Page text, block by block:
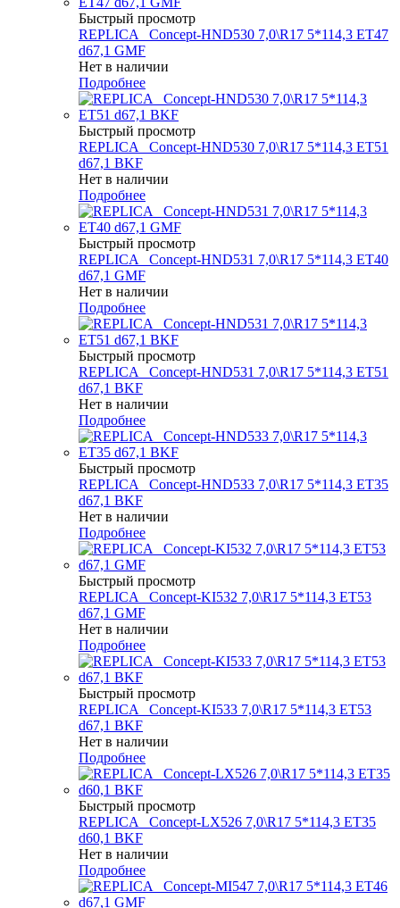
Быстрый просмотр
REPLICA _Concept-HND530 7,0\R17 5*114,3 ET47
d67,1 GMF
Нет в наличии
Подробнее
Быстрый просмотр
REPLICA _Concept-HND530 7,0\R17 5*114,3 ET51
d67,1 BKF
Нет в наличии
Подробнее
Быстрый просмотр
REPLICA _Concept-HND531 7,0\R17 5*114,3 ET40
d67,1 GMF
Нет в наличии
Подробнее
Быстрый просмотр
REPLICA _Concept-HND531 7,0\R17 5*114,3 ET51
d67,1 BKF
Нет в наличии
Подробнее
Быстрый просмотр
REPLICA _Concept-HND533 7,0\R17 5*114,3 ET35
d67,1 BKF
Нет в наличии
Подробнее
Быстрый просмотр
REPLICA _Concept-KI532 7,0\R17 5*114,3 ET53
d67,1 GMF
Нет в наличии
Подробнее
Быстрый просмотр
REPLICA _Concept-KI533 7,0\R17 5*114,3 ET53
d67,1 BKF
Нет в наличии
Подробнее
Быстрый просмотр
REPLICA _Concept-LX526 7,0\R17 5*114,3 ET35
d60,1 BKF
Нет в наличии
Подробнее